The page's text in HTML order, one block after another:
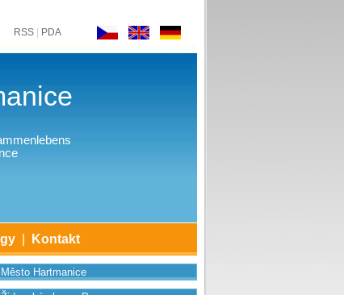
RSS PDA
Kontakt
Hartmanice